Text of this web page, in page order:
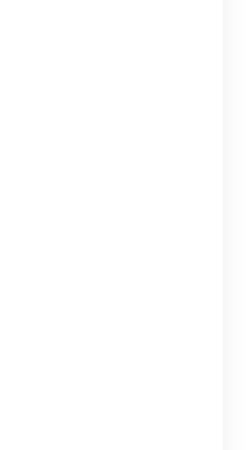
تهویه مطبوع و سرمایشی
اندازی، فعالیت خود را در
داده است. با کیفیت ترین
تهران، سه راه امین